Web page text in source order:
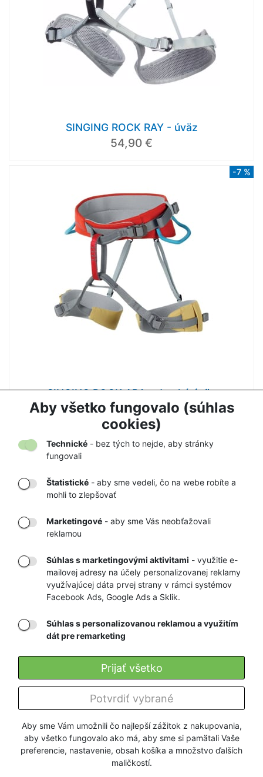
Aby všetko fungovalo (súhlas
cookies)
Aby sme Vám umožnili čo najlepší zážitok z nakupovania,
aby všetko fungovalo ako má, aby sme si pamätali Vaše
preferencie, nastavenie, obsah košíka a množstvo ďalších
maličkostí.
Technické - bez tých to nejde, aby stránky
fungovali
Štatistické - aby sme vedeli, čo na webe robíte a
mohli to zlepšovať
Marketingové - aby sme Vás neobťažovali
reklamou
Súhlas s marketingovými aktivitami - využitie e-
mailovej adresy na účely personalizovanej reklamy
využívajúcej dáta prvej strany v rámci systémov
Facebook Ads, Google Ads a Sklik.
Súhlas s personalizovanou reklamou a využitím
dát pre remarketing
Potvrdiť vybrané
Prijať všetko
SINGING ROCK RAY - úväz
54,90 €
-7 %
SINGING ROCK ARA - detský úväz
49,90 € 53,72 €
TOVARU AŽ K
VÁM DOMOV
OBCHOD
RÝCHLE
DORUČENIE
GARANCIA
NAJNIŽŠÍCH CIEN
Firmy a organizácie